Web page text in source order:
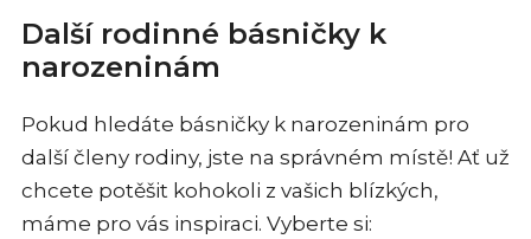
Další rodinné básničky k
narozeninám
Pokud hledáte básničky k narozeninám pro
další členy rodiny, jste na správném místě! Ať už
chcete potěšit kohokoli z vašich blízkých,
máme pro vás inspiraci. Vyberte si: